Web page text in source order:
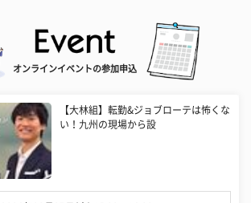
オンラインイベントの参加申込
【大林組】転勤&ジョブローテは怖くな
い！九州の現場から設